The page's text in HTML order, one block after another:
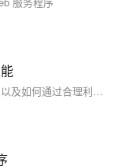
本文介绍了事件循环在JavaScript中的工作原理，以及如何通过合理利用事件循环来优化程序性能，包括异步操作、任务优先级和避免阻塞等技巧。